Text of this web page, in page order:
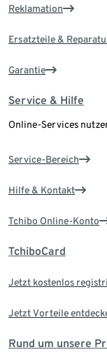
Reklamation
Ersatzteile &
Garantie
Service & Hilfe
Online-Services
Service-Bereich
Hilfe & Kontakt
Tchibo Online-Konto
TchiboCard
Jetzt kostenlos
Jetzt Vorteile
Rund um unsere